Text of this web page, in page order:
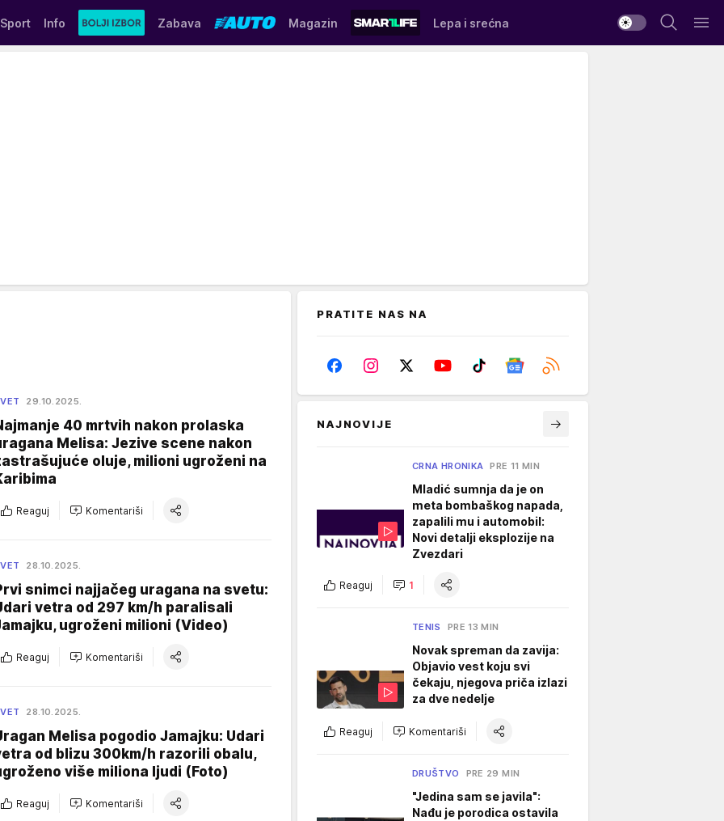
Sport Info Zabava Magazin Lepa i srećna
29.10.2025.
40 mrtvih nakon prolaska
Melisa: Jezive scene nakon
oluje, milioni ugroženi na
Reaguj Komentariši
28.10.2025.
snimci najjačeg uragana na svetu:
vetra od 297 km/h paralisali
ugroženi milioni (Video)
Reaguj Komentariši
28.10.2025.
Melisa pogodio Jamajku: Udari
od blizu 300km/h razorili obalu,
više miliona ljudi (Foto)
Reaguj Komentariši
PRATITE NAS NA
NAJNOVIJE
CRNA HRONIKA PRE 11 MIN
Mladić sumnja da je on
meta bombaškog napada,
zapalili mu i automobil:
Novi detalji eksplozije na
Zvezdari
Reaguj 1
TENIS PRE 13 MIN
Novak spreman da zavija:
Objavio vest koju svi
čekaju, njegova priča izlazi
za dve nedelje
Reaguj Komentariši
DRUŠTVO PRE 29 MIN
"Jedina sam se javila":
Nađu je porodica ostavila